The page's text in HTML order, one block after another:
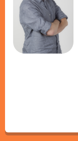
Bart Meijer